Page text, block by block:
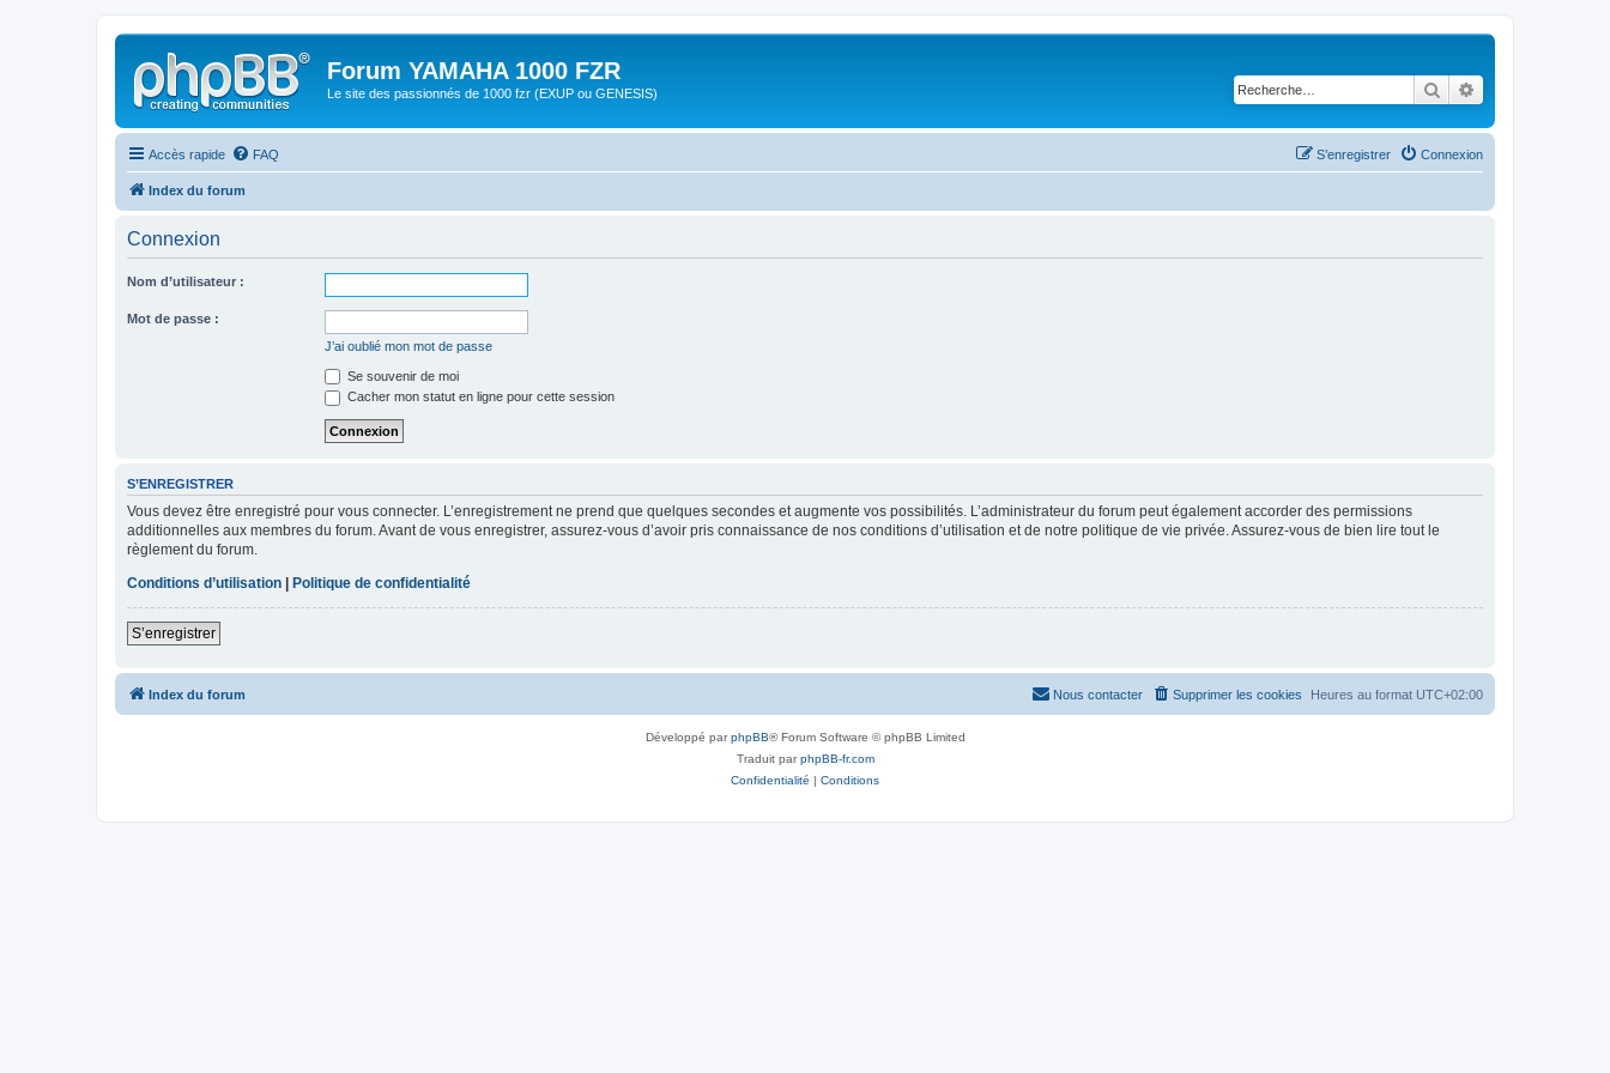
Forum YAMAHA 1000 FZR
Le site des passionnés de 1000 fzr (EXUP ou GENESIS) Rechercher
Accès rapide FAQ Connexion
S’enregistrer
Index du forum
Connexion
Nom d’utilisateur :
Mot de passe :
J’ai oublié mon mot de passe
Se souvenir de moi
Cacher mon statut en ligne pour cette session
S’ENREGISTRER
Vous devez être enregistré pour vous connecter. L’enregistrement ne prend que quelques secondes et augmente vos possibilités. L’administrateur du forum peut également accorder des permissions
additionnelles aux membres du forum. Avant de vous enregistrer, assurez-vous d’avoir pris connaissance de nos conditions d’utilisation et de notre politique de vie privée. Assurez-vous de bien lire tout le
règlement du forum.
Conditions d’utilisation
Politique de confidentialité
S’enregistrer
Index du forum Heures au format UTC+02:00
Supprimer les cookies
Nous contacter
Développé parphpBB® Forum Software © phpBB Limited
Traduit parphpBB-fr.com
Confidentialité | Conditions